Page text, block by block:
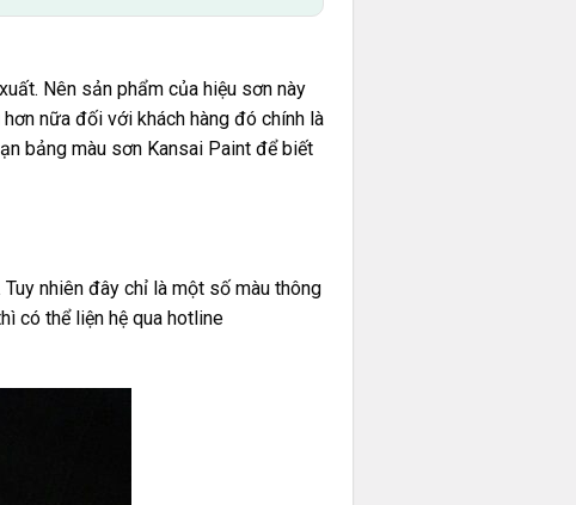
Nên sản phẩm của hiệu sơn này
nữa đối với khách hàng đó chính là
bảng màu sơn Kansai Paint để biết
nhiên đây chỉ là một số màu thông
có thể liện hệ qua hotline